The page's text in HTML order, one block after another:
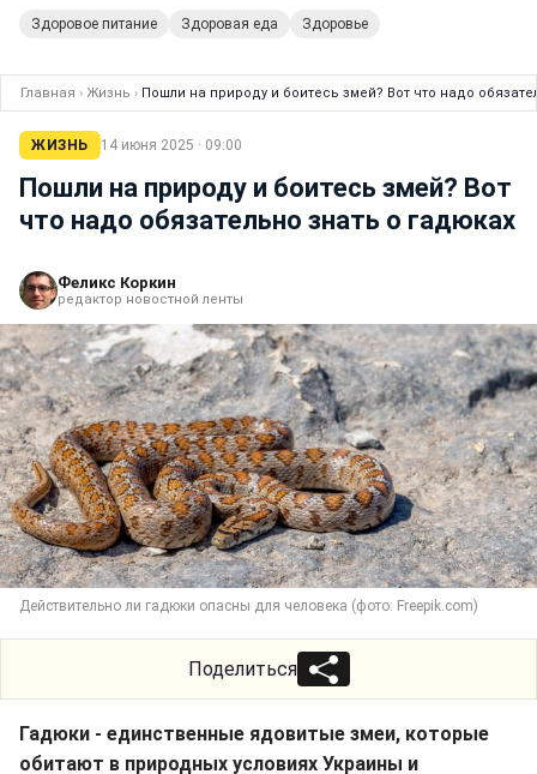
Здоровое питание Здоровая еда Здоровье
Главная › Жизнь › Пошли на природу и боитесь змей? Вот что надо
ЖИЗНЬ 14 июня 2025 · 09:00
Пошли на природу и боитесь змей? Вот
что надо обязательно знать о гадюках
Феликс Коркин
редактор новостной ленты
Действительно ли гадюки опасны для человека (фото: Freepik.com)
Поделиться
Гадюки - единственные ядовитые змеи, которые
обитают в природных условиях Украины и